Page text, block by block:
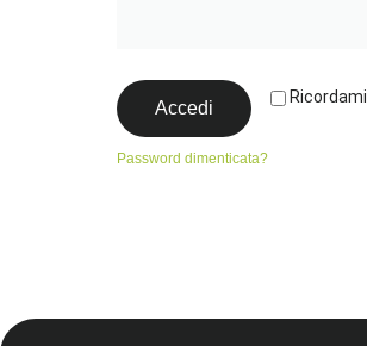
Ricordami
Accedi
Password dimenticata?